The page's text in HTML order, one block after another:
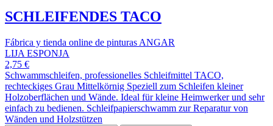
SCHLEIFENDES TACO
Fábrica y tienda online de pinturas ANGAR
LIJA ESPONJA
2,75 €
Schwammschleifen, professionelles Schleifmittel TACO,
rechteckiges Grau Mittelkörnig Speziell zum Schleifen kleiner
Holzoberflächen und Wände. Ideal für kleine Heimwerker und sehr
einfach zu bedienen. Schleifpapierschwamm zur Reparatur von
Wänden und Holzstützen